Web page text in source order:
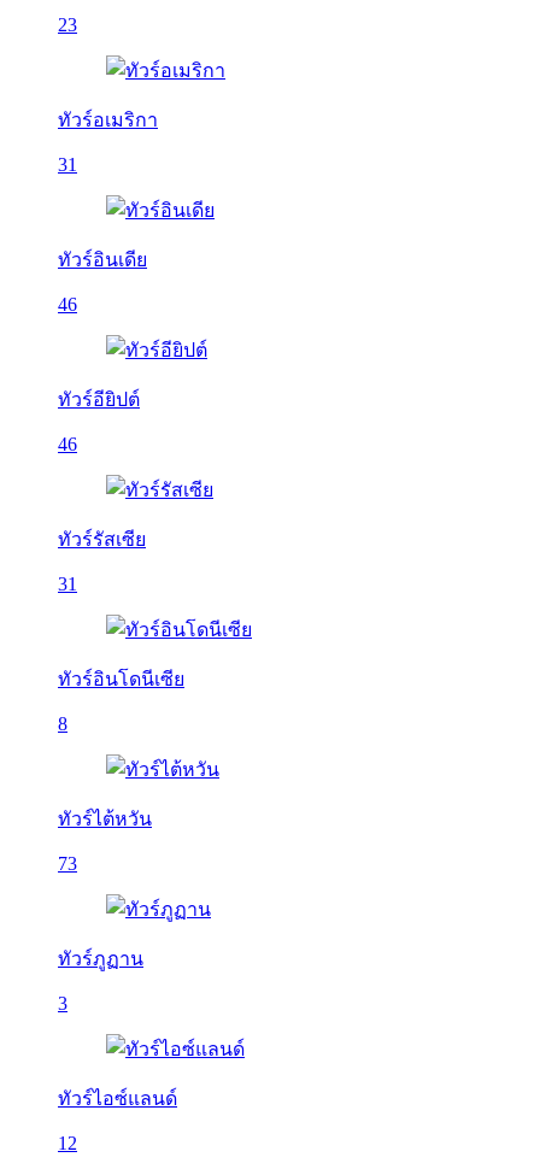
23
ทัวร์อเมริกา
31
ทัวร์อินเดีย
46
ทัวร์อียิปต์
46
ทัวร์รัสเซีย
31
ทัวร์อินโดนีเซีย
8
ทัวร์ไต้หวัน
73
ทัวร์ภูฏาน
3
ทัวร์ไอซ์แลนด์
12